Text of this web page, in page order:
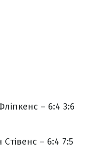
– 6:4 3:6
– 6:4 7:5